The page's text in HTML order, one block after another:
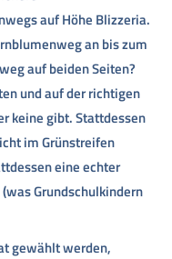
auf Höhe Blizzeria.
an bis zum
auf beiden Seiten?
und auf der richtigen
keine gibt. Stattdessen
im Grünstreifen
eine echter
Grundschulkindern
gewählt werden,